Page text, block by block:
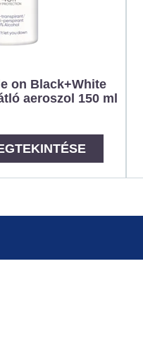
on Black+White
aeroszol 150 ml